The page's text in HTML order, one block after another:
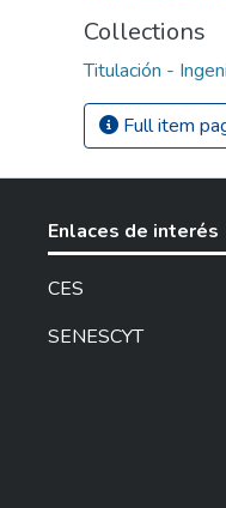
Collections
Titulación -
Full item
Enlaces de interés
CES
SENESCYT